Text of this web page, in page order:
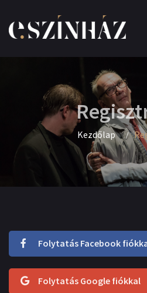
Kezdőlap
Folytatás Facebook
Folytatás Google fiókkal